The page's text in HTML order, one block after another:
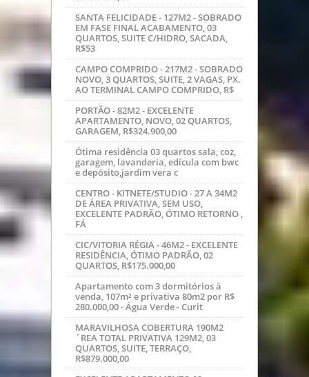
Centro - kitnet/studio 48m2 - novo, rua
pedro ivo com tv lapa, 165.000,00
CIC - PRÉDIO RESIDENCIAL E
COMERCIAL - R$850.000,00
campo comprido - apto 47m2 com 03
qtos, semi-mobiliado, 150.000,00
Capão Raso - terreno 255m2 - 17x15,
ideal para casa e sobrado, a 01 quadra
da Rua Pedro Gusso, R$240
PARANAVAI/PR - 100M2 - CASA EM
ALVENARIA COM EDÍCULA - 04
QUARTOS, 02 BWCS, 01 GARAGEM COB,
R$170.00
Fazendinha - 54m2 - excelente
apartamento, 02 quartos px terminal,
R$195.000,00
SANTA FELICIDADE - 127M2 - SOBRADO
EM FASE FINAL ACABAMENTO, 03
QUARTOS, SUITE C/HIDRO, SACADA,
R$53
CAMPO COMPRIDO - 217M2 - SOBRADO
NOVO, 3 QUARTOS, SUITE, 2 VAGAS, PX.
AO TERMINAL CAMPO COMPRIDO, R$
PORTÃO - 82M2 - EXCELENTE
APARTAMENTO, NOVO, 02 QUARTOS,
GARAGEM, R$324.900,00